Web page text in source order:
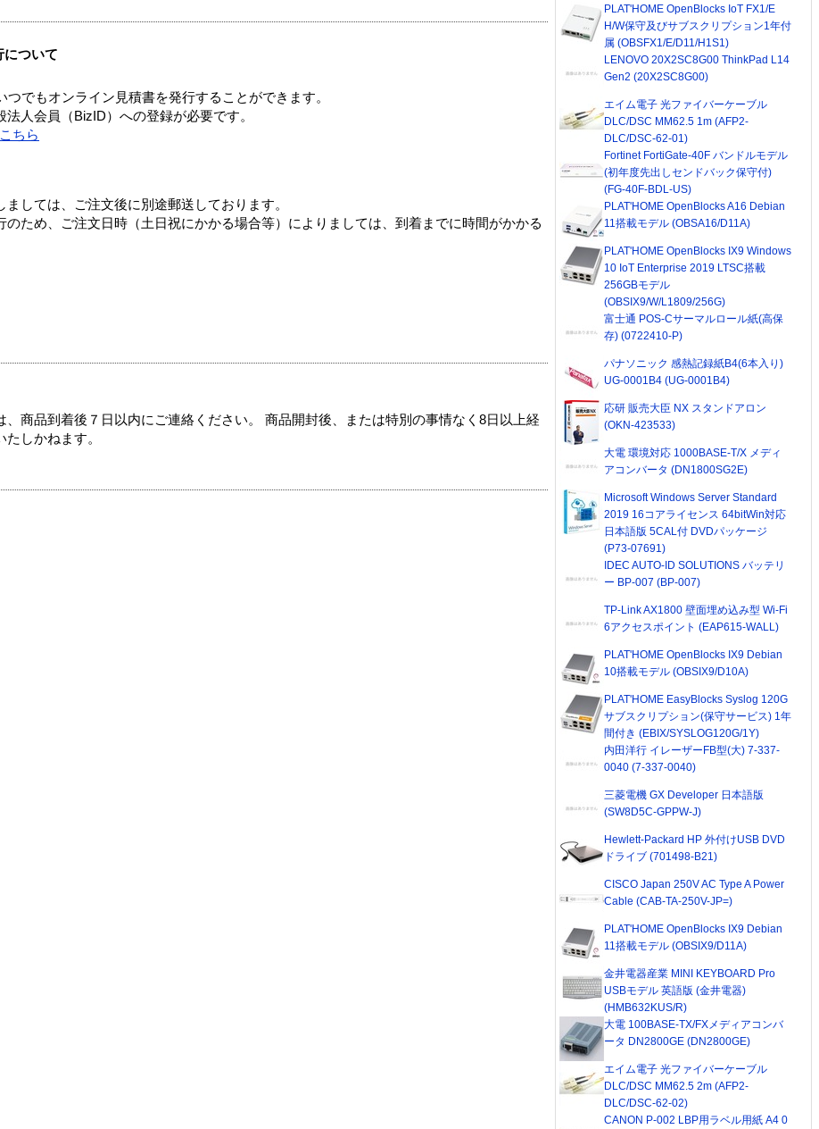
について
でもオンライン見積書を発行することができます。
人会員（BizID）への登録が必要です。
ちら
しては、ご注文後に別途郵送しております。
ため、ご注文日時（土日祝にかかる場合等）によりましては、到着までに時間がかかる
、商品到着後７日以内にご連絡ください。 商品開封後、または特別の事情なく8日以上経
しかねます。
PLAT'HOME OpenBlocks IoT FX1/E
H/W保守及びサブスクリプション1年付
属 (OBSFX1/E/D11/H1S1)
LENOVO 20X2SC8G00 ThinkPad L14
Gen2 (20X2SC8G00)
エイム電子 光ファイバーケーブル
DLC/DSC MM62.5 1m (AFP2-
DLC/DSC-62-01)
Fortinet FortiGate-40F バンドルモデル
(初年度先出しセンドバック保守付)
(FG-40F-BDL-US)
PLAT'HOME OpenBlocks A16 Debian
11搭載モデル (OBSA16/D11A)
PLAT'HOME OpenBlocks IX9 Windows
10 IoT Enterprise 2019 LTSC搭載
256GBモデル
(OBSIX9/W/L1809/256G)
富士通 POS-Cサーマルロール紙(高保
存) (0722410-P)
パナソニック 感熱記録紙B4(6本入り)
UG-0001B4 (UG-0001B4)
応研 販売大臣 NX スタンドアロン
(OKN-423533)
大電 環境対応 1000BASE-T/X メディ
アコンバータ (DN1800SG2E)
Microsoft Windows Server Standard
2019 16コアライセンス 64bitWin対応
日本語版 5CAL付 DVDパッケージ
(P73-07691)
IDEC AUTO-ID SOLUTIONS バッテリ
ー BP-007 (BP-007)
TP-Link AX1800 壁面埋め込み型 Wi-Fi
6アクセスポイント (EAP615-WALL)
PLAT'HOME OpenBlocks IX9 Debian
10搭載モデル (OBSIX9/D10A)
PLAT'HOME EasyBlocks Syslog 120G
サブスクリプション(保守サービス) 1年
間付き (EBIX/SYSLOG120G/1Y)
内田洋行 イレーザーFB型(大) 7-337-
0040 (7-337-0040)
三菱電機 GX Developer 日本語版
(SW8D5C-GPPW-J)
Hewlett-Packard HP 外付けUSB DVD
ドライブ (701498-B21)
CISCO Japan 250V AC Type A Power
Cable (CAB-TA-250V-JP=)
PLAT'HOME OpenBlocks IX9 Debian
11搭載モデル (OBSIX9/D11A)
金井電器産業 MINI KEYBOARD Pro
USBモデル 英語版 (金井電器)
(HMB632KUS/R)
大電 100BASE-TX/FXメディアコンバ
ータ DN2800GE (DN2800GE)
エイム電子 光ファイバーケーブル
DLC/DSC MM62.5 2m (AFP2-
DLC/DSC-62-02)
CANON P-002 LBP用ラベル用紙 A4 0